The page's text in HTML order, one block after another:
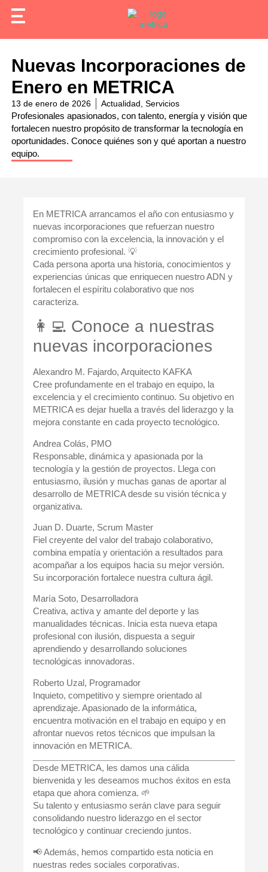
Nuevas Incorporaciones de
Enero en METRICA
13 de enero de 2026 Actualidad Servicios
Profesionales apasionados, con talento, energía y visión que
fortalecen nuestro propósito de transformar la tecnología en
oportunidades. Conoce quiénes son y qué aportan a nuestro
equipo.
En METRICA arrancamos el año con entusiasmo y
nuevas incorporaciones que refuerzan nuestro
compromiso con la excelencia, la innovación y el
crecimiento profesional. 💡
Cada persona aporta una historia, conocimientos y
experiencias únicas que enriquecen nuestro ADN y
fortalecen el espíritu colaborativo que nos
caracteriza.
👩‍💻 Conoce a nuestras
nuevas incorporaciones
Alexandro M. Fajardo, Arquitecto KAFKA
Cree profundamente en el trabajo en equipo, la
excelencia y el crecimiento continuo. Su objetivo en
METRICA es dejar huella a través del liderazgo y la
mejora constante en cada proyecto tecnológico.
Andrea Colás, PMO
Responsable, dinámica y apasionada por la
tecnología y la gestión de proyectos. Llega con
entusiasmo, ilusión y muchas ganas de aportar al
desarrollo de METRICA desde su visión técnica y
organizativa.
Juan D. Duarte, Scrum Master
Fiel creyente del valor del trabajo colaborativo,
combina empatía y orientación a resultados para
acompañar a los equipos hacia su mejor versión.
Su incorporación fortalece nuestra cultura ágil.
María Soto, Desarrolladora
Creativa, activa y amante del deporte y las
manualidades técnicas. Inicia esta nueva etapa
profesional con ilusión, dispuesta a seguir
aprendiendo y desarrollando soluciones
tecnológicas innovadoras.
Roberto Uzal, Programador
Inquieto, competitivo y siempre orientado al
aprendizaje. Apasionado de la informática,
encuentra motivación en el trabajo en equipo y en
afrontar nuevos retos técnicos que impulsan la
innovación en METRICA.
Desde METRICA, les damos una cálida
bienvenida y les deseamos muchos éxitos en esta
etapa que ahora comienza. 🌱
Su talento y entusiasmo serán clave para seguir
consolidando nuestro liderazgo en el sector
tecnológico y continuar creciendo juntos.
📢 Además, hemos compartido esta noticia en
nuestras redes sociales corporativas.